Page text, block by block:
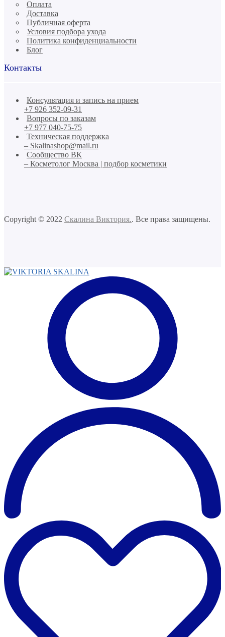
Оплата
Доставка
Публичная оферта
Условия подбора ухода
Политика конфиденциальности
Блог
Контакты
Консультация и запись на прием
+7 926 352-09-31
Вопросы по заказам
+7 977 040-75-75
Техническая поддержка
– Skalinashop@mail.ru
Сообщество ВК
– Косметолог Москва | подбор косметики
Copyright © 2022 Скалина Виктория.. Все права защищены.